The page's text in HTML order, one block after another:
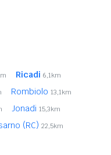
Ricadi 6,1km
Rombiolo 13,1km
Jonadi 15,3km
(RC) 22,5km